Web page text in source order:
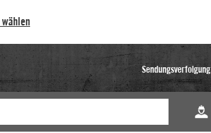
Sendungsverfolgung